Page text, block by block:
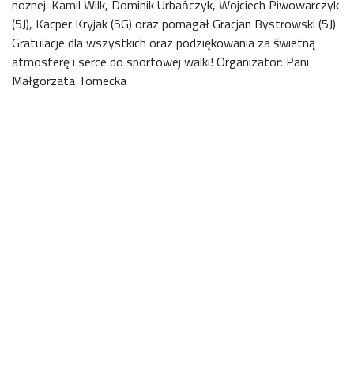
nożnej: Kamil Wilk, Dominik Urbańczyk, Wojciech Piwowarczyk
(5J), Kacper Kryjak (5G) oraz pomagał Gracjan Bystrowski (5J)
Gratulacje dla wszystkich oraz podziękowania za świetną
atmosferę i serce do sportowej walki! Organizator: Pani
Małgorzata Tomecka